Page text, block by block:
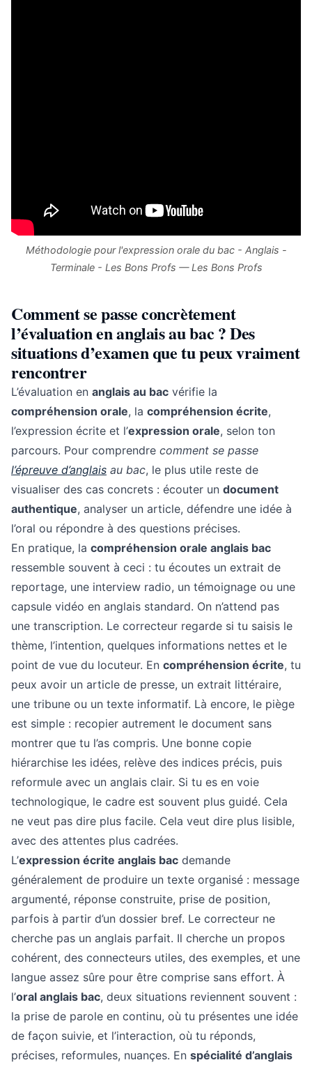
Méthodologie pour l'expression orale du bac - Anglais -
Terminale - Les Bons Profs — Les Bons Profs
Comment se passe concrètement
l’évaluation en anglais au bac ? Des
situations d’examen que tu peux vraiment
rencontrer
L’évaluation en anglais au bac vérifie la
compréhension orale, la compréhension écrite,
l’expression écrite et l’expression orale, selon ton
parcours. Pour comprendre comment se passe
l’épreuve d’anglais au bac, le plus utile reste de
visualiser des cas concrets : écouter un document
authentique, analyser un article, défendre une idée à
l’oral ou répondre à des questions précises.
En pratique, la compréhension orale anglais bac
ressemble souvent à ceci : tu écoutes un extrait de
reportage, une interview radio, un témoignage ou une
capsule vidéo en anglais standard. On n’attend pas
une transcription. Le correcteur regarde si tu saisis le
thème, l’intention, quelques informations nettes et le
point de vue du locuteur. En compréhension écrite, tu
peux avoir un article de presse, un extrait littéraire,
une tribune ou un texte informatif. Là encore, le piège
est simple : recopier autrement le document sans
montrer que tu l’as compris. Une bonne copie
hiérarchise les idées, relève des indices précis, puis
reformule avec un anglais clair. Si tu es en voie
technologique, le cadre est souvent plus guidé. Cela
ne veut pas dire plus facile. Cela veut dire plus lisible,
avec des attentes plus cadrées.
L’expression écrite anglais bac demande
généralement de produire un texte organisé : message
argumenté, réponse construite, prise de position,
parfois à partir d’un dossier bref. Le correcteur ne
cherche pas un anglais parfait. Il cherche un propos
cohérent, des connecteurs utiles, des exemples, et une
langue assez sûre pour être comprise sans effort. À
l’oral anglais bac, deux situations reviennent souvent :
la prise de parole en continu, où tu présentes une idée
de façon suivie, et l’interaction, où tu réponds,
précises, reformules, nuançes. En spécialité d’anglais